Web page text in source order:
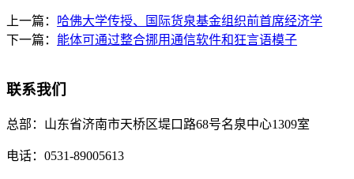
上一篇： 哈佛大学传授、国际货泉基金组织前首席经济学
下一篇： 能体可通过整合挪用通信软件和狂言语模子
联系我们
总部： 山东省济南市天桥区堤口路68号名泉中心1309室
电话： 0531-89005613